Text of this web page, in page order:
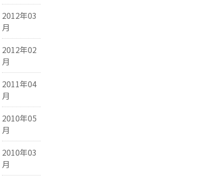
2012年03
月
2012年02
月
2011年04
月
2010年05
月
2010年03
月